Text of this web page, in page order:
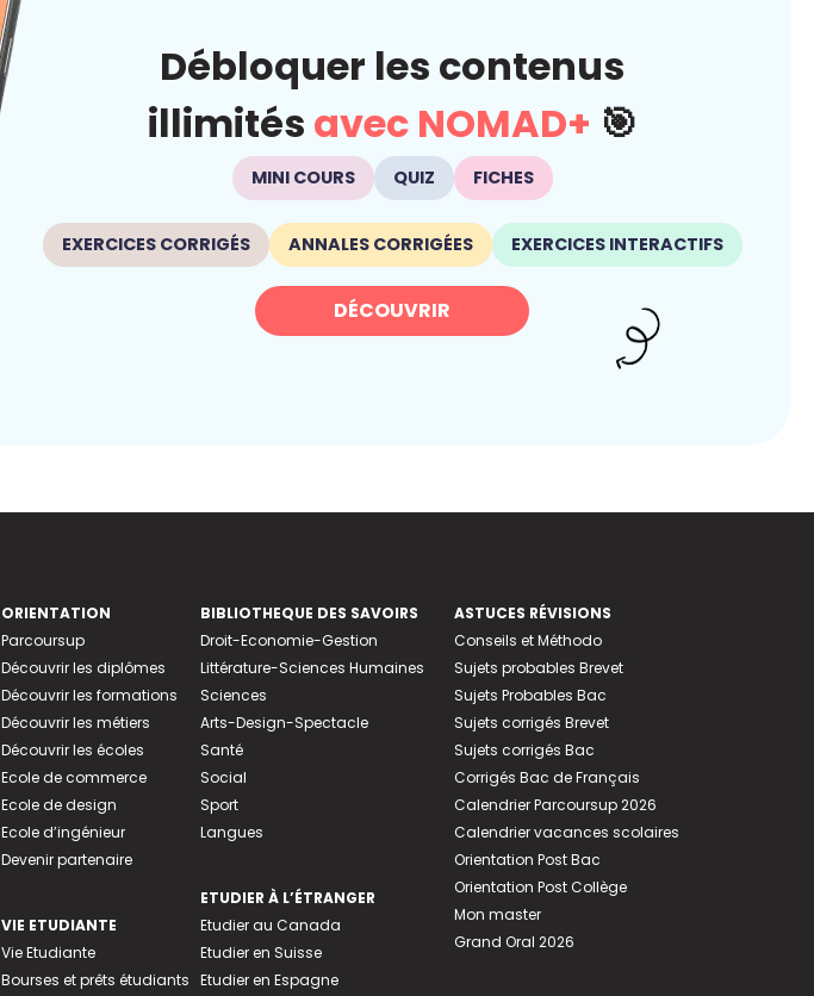
Débloquer les contenus
illimités avec NOMAD+ 🎯
MINI COURS QUIZ FICHES
EXERCICES CORRIGÉS ANNALES CORRIGÉES EXERCICES INTERACTIFS
DÉCOUVRIR
ORIENTATION
Parcoursup
Découvrir les diplômes
Découvrir les formations
Découvrir les métiers
Découvrir les écoles
Ecole de commerce
Ecole de design
Ecole d’ingénieur
Devenir partenaire
VIE ETUDIANTE
Vie Etudiante
Bourses et prêts étudiants
BIBLIOTHEQUE DES SAVOIRS
Droit-Economie-Gestion
Littérature-Sciences Humaines
Sciences
Arts-Design-Spectacle
Santé
Social
Sport
Langues
ETUDIER À L’ÉTRANGER
Etudier au Canada
Etudier en Suisse
Etudier en Espagne
ASTUCES RÉVISIONS
Conseils et Méthodo
Sujets probables Brevet
Sujets Probables Bac
Sujets corrigés Brevet
Sujets corrigés Bac
Corrigés Bac de Français
Calendrier Parcoursup 2026
Calendrier vacances scolaires
Orientation Post Bac
Orientation Post Collège
Mon master
Grand Oral 2026